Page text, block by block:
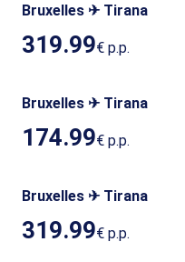
Bruxelles ✈ Tirana
319.99€ p.p.
Bruxelles ✈ Tirana
174.99€ p.p.
Bruxelles ✈ Tirana
319.99€ p.p.